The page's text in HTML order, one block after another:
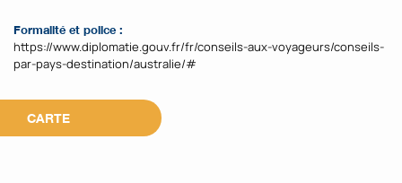
Formalité et police :
https://www.diplomatie.gouv.fr/fr/conseils-aux-voyageurs/conseils-
par-pays-destination/australie/#
CARTE